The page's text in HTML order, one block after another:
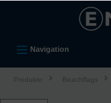
Navigation
Produkte Beachflags